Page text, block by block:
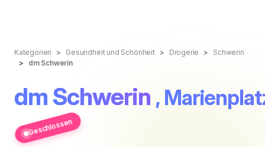
Kategorien Gesundheit und Schönheit Drogerie
Schwerin
dm Schwerin
dm Schwerin ,
Geschlossen